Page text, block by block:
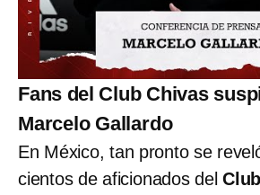
Fans del Club Chivas
Marcelo Gallardo
En México, tan pronto se
cientos de aficionados del